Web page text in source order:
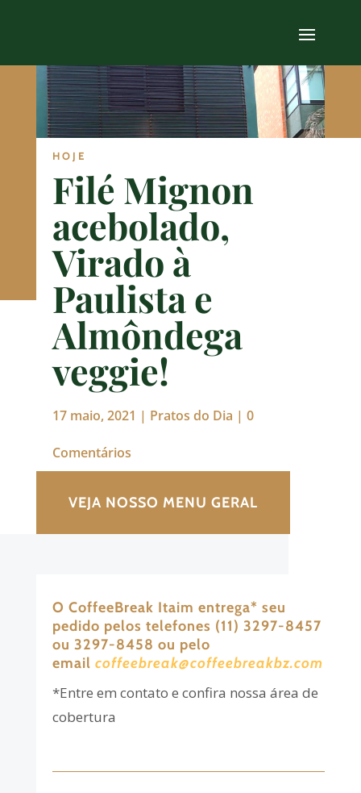
HOJE
Filé Mignon
acebolado,
Virado à
Paulista e
Almôndega
veggie!
17 maio, 2021 | Pratos do Dia | 0
Comentários
VEJA NOSSO MENU GERAL
O CoffeeBreak Itaim entrega* seu
pedido pelos telefones (11) 3297-8457
ou 3297-8458 ou pelo
email coffeebreak@coffeebreakbz.com
*Entre em contato e confira nossa área de
cobertura